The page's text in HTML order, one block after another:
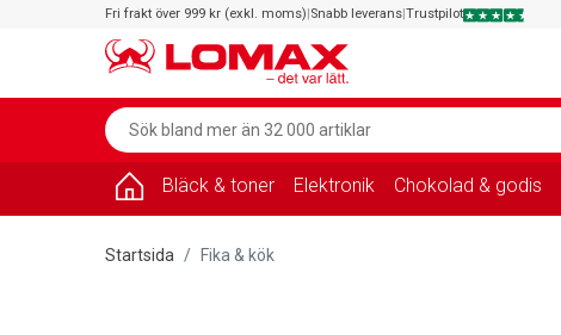
Fri frakt över 999 kr (exkl. moms)|Snabb leverans|Trustpilot
Bläck & toner Elektronik Chokolad & godis
Startsida Fika & kök